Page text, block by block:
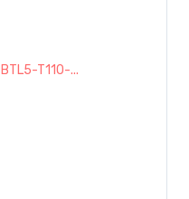
BTL5-T110-...